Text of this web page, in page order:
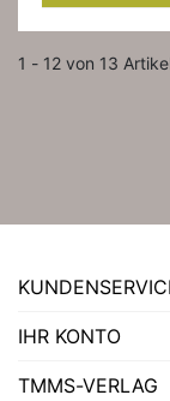
1 - 12 von 13
IHR KONTO
TMMS-VERLAG